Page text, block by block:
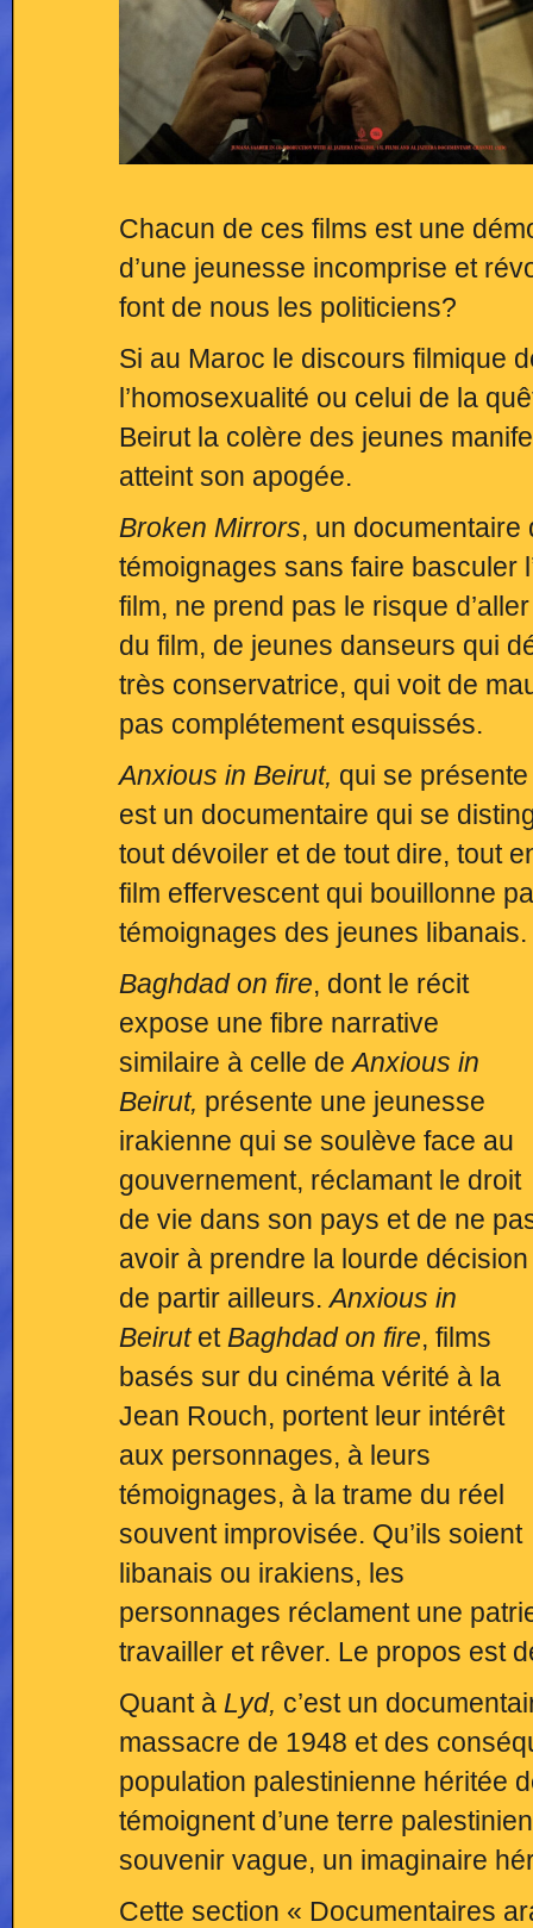
Chacun de ces films est une
d’une jeunesse incomprise et
font de nous les politiciens?
Si au Maroc le discours filmique
l’homosexualité ou celui de la
Beirut la colère des jeunes
atteint son apogée.
Broken Mirrors, un
témoignages sans faire basculer
film, ne prend pas le risque
du film, de jeunes danseurs qui
très conservatrice, qui voit de
pas complétement esquissés.
Anxious in Beirut, qui se
est un documentaire qui se
tout dévoiler et de tout dire, tout
film effervescent qui bouillonne
témoignages des jeunes libanais.
Baghdad on fire, dont le récit
expose une fibre narrative
similaire à celle deAnxious in
Beirut, présente une jeunesse
irakienne qui se soulève face au
gouvernement, réclamant le droit
de vie dans son pays et de ne
avoir à prendre la lourde décision
de partir ailleurs.Anxious in
Beirutet Baghdad on fire, films
basés sur du cinéma vérité à la
Jean Rouch, portent leur intérêt
aux personnages, à leurs
témoignages, à la trame du réel
souvent improvisée. Qu’ils soient
libanais ou irakiens, les
personnages réclament une
travailler et rêver. Le propos est
Quant à Lyd, c’est un
massacre de 1948 et des
population palestinienne héritée
témoignent d’une terre
souvenir vague, un imaginaire
Cette section « Documentaires